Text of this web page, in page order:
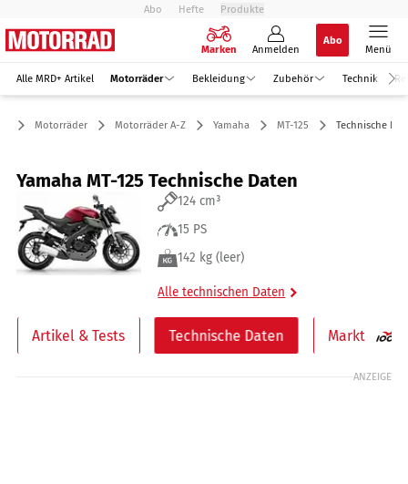
Abo Hefte Produkte
Marken Anmelden
Abo
Menü
Alle MRD+ Artikel Motorräder Bekleidung Zubehör Technik
Motorräder Motorräder A-Z Yamaha MT-125 Technische
Yamaha MT-125 Technische Daten
124 cm³
15 PS
142 kg (leer)
Alle technischen Daten
Artikel & Tests Technische Daten Markt
ANZEIGE